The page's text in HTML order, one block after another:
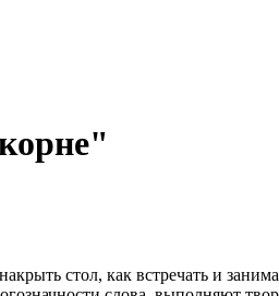
стол, как встречать и